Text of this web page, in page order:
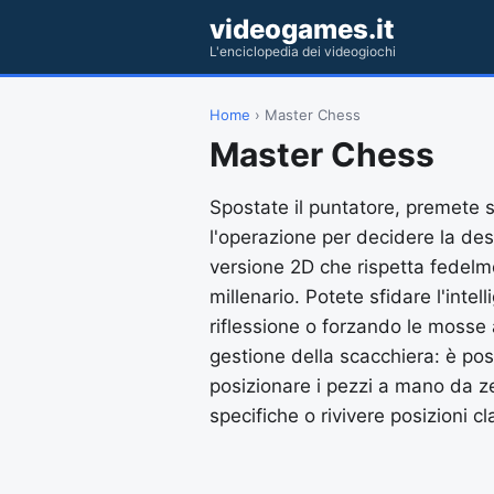
videogames.it
L'enciclopedia dei videogiochi
Home › Master Chess
Master Chess
Spostate il puntatore, premete
l'operazione per decidere la
versione 2D che rispetta
millenario. Potete sfidare
riflessione o forzando le
gestione della scacchiera: è
posizionare i pezzi a mano da
specifiche o rivivere posizioni